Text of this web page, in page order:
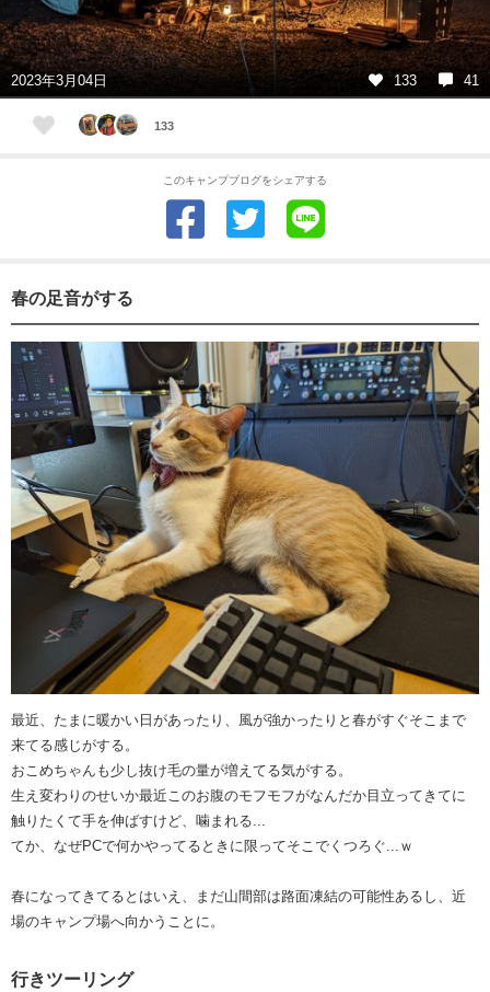
2023年3月04日 133 41
133
このキャンプブログをシェアする
春の足音がする
最近、たまに暖かい日があったり、風が強かったりと春がすぐそこまで
来てる感じがする。
おこめちゃんも少し抜け毛の量が増えてる気がする。
生え変わりのせいか最近このお腹のモフモフがなんだか目立ってきてに
触りたくて手を伸ばすけど、噛まれる...
てか、なぜPCで何かやってるときに限ってそこでくつろぐ...ｗ
春になってきてるとはいえ、まだ山間部は路面凍結の可能性あるし、近
場のキャンプ場へ向かうことに。
行きツーリング